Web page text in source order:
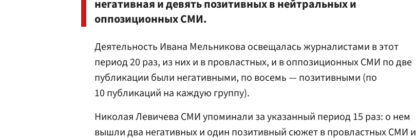
негативная и девять позитивных в нейтральных и
оппозиционных СМИ.
Деятельность Ивана Мельникова освещалась журналистами в этот
период 20 раз, из них и в провластных, и в оппозиционных СМИ по две
публикации были негативными, по восемь — позитивными (по
10 публикаций на каждую группу).
Николая Левичева СМИ упоминали за указанный период 15 раз: о нем
вышли два негативных и один позитивный сюжет в провластных СМИ и